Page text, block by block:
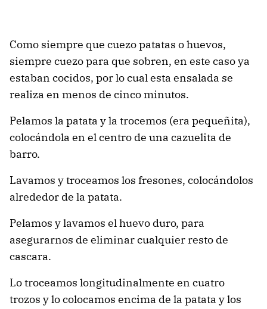
Como siempre que cuezo patatas o huevos,
siempre cuezo para que sobren, en este caso ya
estaban cocidos, por lo cual esta ensalada se
realiza en menos de cinco minutos.
Pelamos la patata y la trocemos (era pequeñita),
colocándola en el centro de una cazuelita de
barro.
Lavamos y troceamos los fresones, colocándolos
alrededor de la patata.
Pelamos y lavamos el huevo duro, para
asegurarnos de eliminar cualquier resto de
cascara.
Lo troceamos longitudinalmente en cuatro
trozos y lo colocamos encima de la patata y los